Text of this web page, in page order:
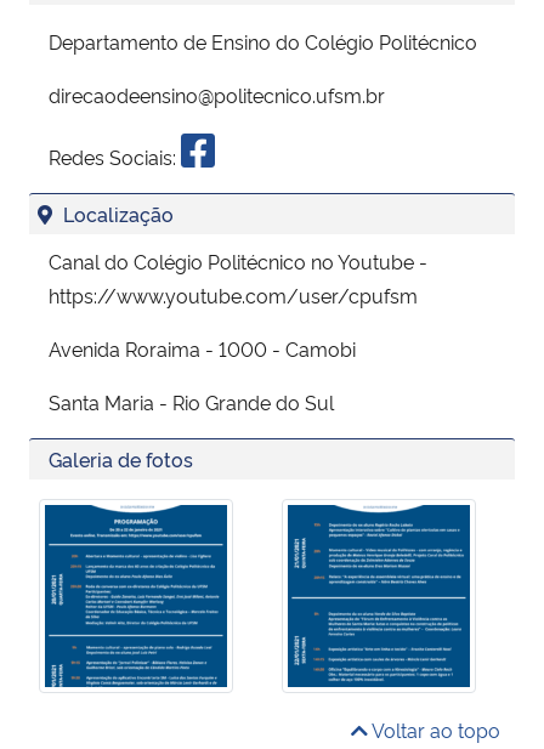
Departamento de Ensino do Colégio Politécnico
direcaodeensino@politecnico.ufsm.br
Redes Sociais:
Localização
Canal do Colégio Politécnico no Youtube -
https://www.youtube.com/user/cpufsm
Avenida Roraima - 1000 - Camobi
Santa Maria - Rio Grande do Sul
Galeria de fotos
Voltar ao topo